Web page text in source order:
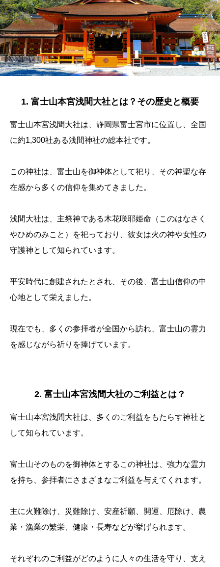
1. 富士山本宮浅間大社とは？その歴史と概要
富士山本宮浅間大社は、静岡県富士宮市に位置し、全国
に約1,300社ある浅間神社の総本社です。
この神社は、富士山を御神体として祀り、その神聖な存
在感から多くの信仰を集めてきました。
浅間大社は、主祭神である木花咲耶姫命（このはなさく
やひめのみこと）を祀っており、彼女は火の神や女性の
守護神として知られています。
平安時代に創建されたとされ、その後、富士山信仰の中
心地として栄えました。
現在でも、多くの参拝者が全国から訪れ、富士山の霊力
を感じながら祈りを捧げています。
2. 富士山本宮浅間大社のご利益とは？
富士山本宮浅間大社は、多くのご利益をもたらす神社と
して知られています。
富士山そのものを御神体とするこの神社は、強力な霊力
を持ち、参拝者にさまざまなご利益を与えてくれます。
主に火難除け、災難除け、安産祈願、開運、厄除け、農
業・漁業の繁栄、健康・長寿などが挙げられます。
それぞれのご利益がどのように人々の生活を守り、支え